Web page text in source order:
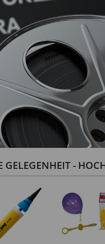
GELEGENHEIT -